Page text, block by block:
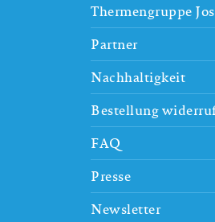
Thermengruppe
Partner
Nachhaltigkeit
Bestellung
FAQ
Presse
Newsletter